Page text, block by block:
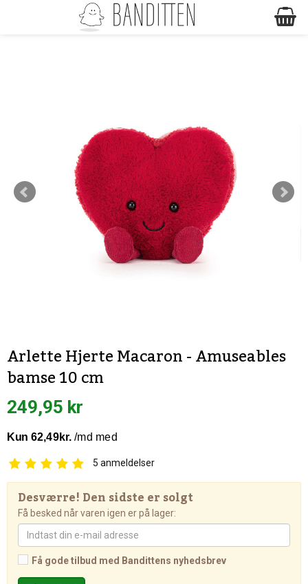
Arlette Hjerte Macaron - Amuseables
bamse 10 cm
249,95 kr
5 anmeldelser
Desværre! Den sidste er solgt
Få besked når varen igen er på lager:
Få gode tilbud med Bandittens nyhedsbrev